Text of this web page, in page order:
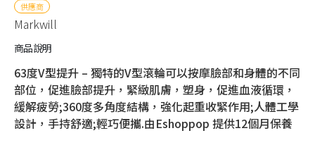
供應商
Markwill
商品說明
63度V型提升 – 獨特的V型滾輪可以按摩臉部和身體的不同
部位，促進臉部提升，緊緻肌膚，塑身，促進血液循環，
緩解疲勞;360度多角度結構，強化起重收緊作用;人體工學
設計，手持舒適;輕巧便攜.由Eshoppop 提供12個月保養